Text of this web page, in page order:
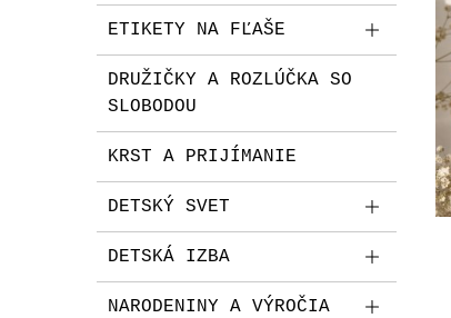
ETIKETY NA FĽAŠE
DRUŽIČKY A ROZLÚČKA SO
SLOBODOU
KRST A PRIJÍMANIE
DETSKÝ SVET
DETSKÁ IZBA
NARODENINY A VÝROČIA